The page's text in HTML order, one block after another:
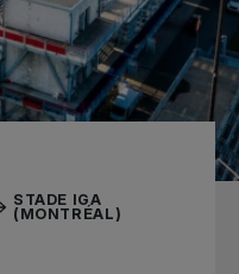
STADE IGA
(MONTRÉAL)